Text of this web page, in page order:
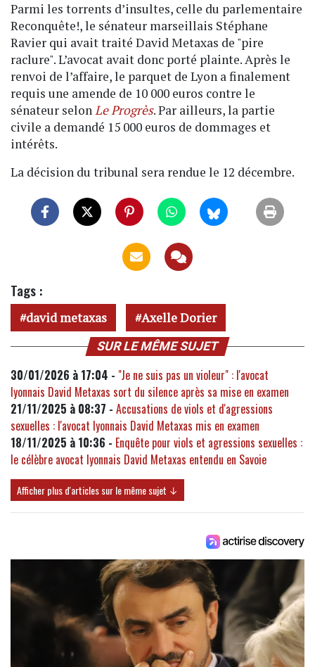
Parmi les torrents d’insultes, celle du parlementaire
Reconquête!, le sénateur marseillais Stéphane
Ravier qui avait traité David Metaxas de "pire
raclure". L’avocat avait donc porté plainte. Après le
renvoi de l’affaire, le parquet de Lyon a finalement
requis une amende de 10 000 euros contre le
sénateur selonLe Progrès. Par ailleurs, la partie
civile a demandé 15 000 euros de dommages et
intérêts.
La décision du tribunal sera rendue le 12 décembre.
Tags :
david metaxas Axelle Dorier
SUR LE MÊME SUJET
30/01/2026 à 17:04 - "Je ne suis pas un violeur" : l'avocat
lyonnais David Metaxas sort du silence après sa mise en examen
21/11/2025 à 08:37 - Accusations de viols et d'agressions
sexuelles : l'avocat lyonnais David Metaxas mis en examen
18/11/2025 à 10:36 - Enquête pour viols et agressions sexuelles :
le célèbre avocat lyonnais David Metaxas entendu en Savoie
Afficher plus d'articles sur le même sujet ↓